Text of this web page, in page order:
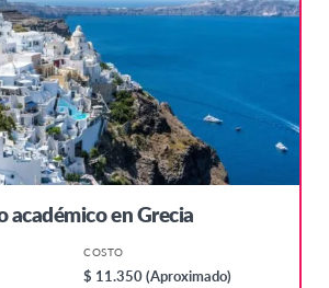
académico en Grecia
COSTO
$ 11.350 (Aproximado)